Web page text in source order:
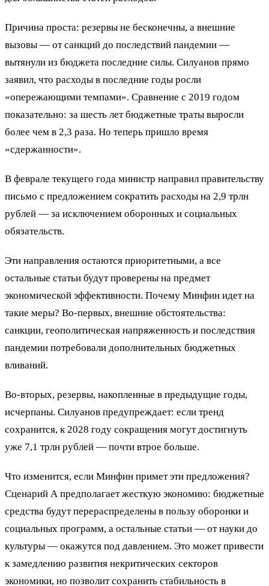
Причина проста: резервы не бесконечны, а внешние
вызовы — от санкций до последствий пандемии —
вытянули из бюджета последние силы. Силуанов прямо
заявил, что расходы в последние годы росли
«опережающими темпами». Сравнение с 2019 годом
показательно: за шесть лет бюджетные траты выросли
более чем в 2,3 раза. Но теперь пришло время
«сдержанности».
В феврале текущего года министр направил правительству
письмо с предложением сократить расходы на 2,9 трлн
рублей — за исключением оборонных и социальных
обязательств.
Эти направления остаются приоритетными, а все
остальные статьи будут проверены на предмет
экономической эффективности. Почему Минфин идет на
такие меры? Во-первых, внешние обстоятельства:
санкции, геополитическая напряженность и последствия
пандемии потребовали дополнительных бюджетных
вливаний.
Во-вторых, резервы, накопленные в предыдущие годы,
исчерпаны. Силуанов предупреждает: если тренд
сохранится, к 2028 году сокращения могут достигнуть
уже 7,1 трлн рублей — почти втрое больше.
Что изменится, если Минфин примет эти предложения?
Сценарий А предполагает жесткую экономию: бюджетные
средства будут перераспределены в пользу оборонки и
социальных программ, а остальные статьи — от науки до
культуры — окажутся под давлением. Это может привести
к замедлению развития некритических секторов
экономики, но позволит сохранить стабильность в